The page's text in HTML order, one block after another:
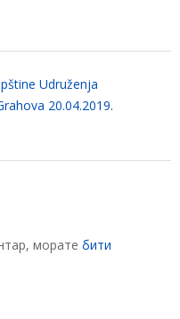
Udruženja
20.04.2019.
морате бити